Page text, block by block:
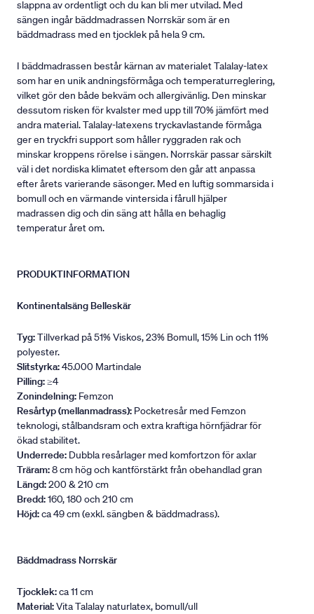
slappna av ordentligt och du kan bli mer utvilad. Med
sängen ingår bäddmadrassen Norrskär som är en
bäddmadrass med en tjocklek på hela 9 cm.
I bäddmadrassen består kärnan av materialet Talalay-latex
som har en unik andningsförmåga och temperaturreglering,
vilket gör den både bekväm och allergivänlig. Den minskar
dessutom risken för kvalster med upp till 70% jämfört med
andra material. Talalay-latexens tryckavlastande förmåga
ger en tryckfri support som håller ryggraden rak och
minskar kroppens rörelse i sängen. Norrskär passar särskilt
väl i det nordiska klimatet eftersom den går att anpassa
efter årets varierande säsonger. Med en luftig sommarsida i
bomull och en värmande vintersida i fårull hjälper
madrassen dig och din säng att hålla en behaglig
temperatur året om.
PRODUKTINFORMATION
Kontinentalsäng Belleskär
Tyg:Tillverkad på 51% Viskos, 23% Bomull, 15% Lin och 11%
polyester.
Slitstyrka:45.000 Martindale
Pilling:≥4
Zonindelning: Femzon
Resårtyp (mellanmadrass): Pocketresår med Femzon
teknologi, stålbandsram och extra kraftiga hörnfjädrar för
ökad stabilitet.
Underrede: Dubbla resårlager med komfortzon för axlar
Träram:8 cm hög och kantförstärkt från obehandlad gran
Längd:200 & 210 cm
Bredd:160, 180 och 210 cm
Höjd:ca 49 cm (exkl. sängben & bäddmadrass).
Bäddmadrass Norrskär
Tjocklek:ca 11 cm
Material:Vita Talalay naturlatex, bomull/ull